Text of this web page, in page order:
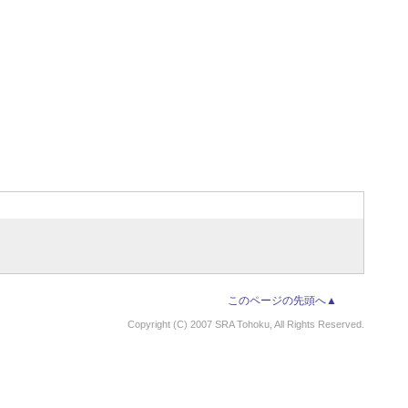
このページの先頭へ▲
Copyright (C) 2007 SRA Tohoku, All Rights Reserved.